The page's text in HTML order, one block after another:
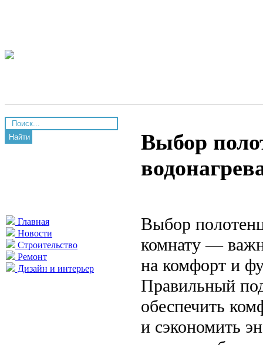
Найти
Главная
Новости
Строительство
Ремонт
Дизайн и интерьер
Выбор
Выбор
комнату —
на комфорт и
Правильный
обеспечить
и сэкономить